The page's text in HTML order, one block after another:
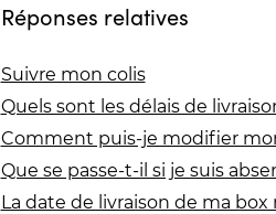
Réponses relatives
Suivre mon colis
Quels sont les délais de
Comment puis-je modifier
Que se passe-t-il si je suis
La date de livraison de ma box